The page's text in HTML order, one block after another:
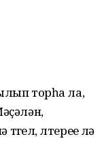
торһа ла,
үлтереүе лә